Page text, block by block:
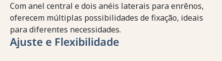
Com anel central e dois anéis laterais para enrênos,
oferecem múltiplas possibilidades de fixação, ideais
para diferentes necessidades.
Ajuste e Flexibilidade